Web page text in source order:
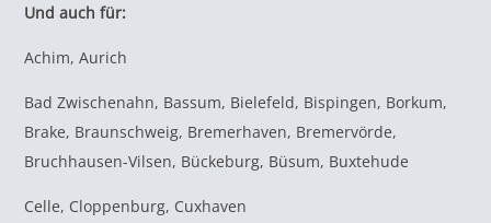
Und auch für:
Achim, Aurich
Bad Zwischenahn, Bassum, Bielefeld, Bispingen, Borkum,
Brake, Braunschweig, Bremerhaven, Bremervörde,
Bruchhausen-Vilsen, Bückeburg, Büsum, Buxtehude
Celle, Cloppenburg, Cuxhaven